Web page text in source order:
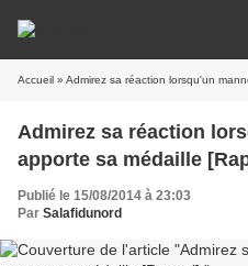
Accueil » Admirez sa réaction lorsqu'un
Admirez sa réaction
apporte sa médaille
Publié le 15/08/2014 à 23:03
Par Salafidunord